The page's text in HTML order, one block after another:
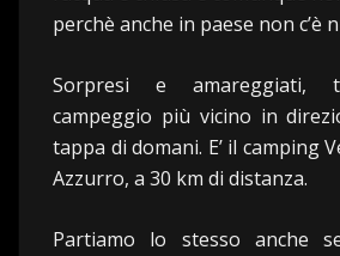
perchè anche in paese non c’è
Sorpresi e amareggiati,
campeggio più vicino in
tappa di domani. E’ il camping
Azzurro, a 30 km di distanza.
Partiamo lo stesso anche